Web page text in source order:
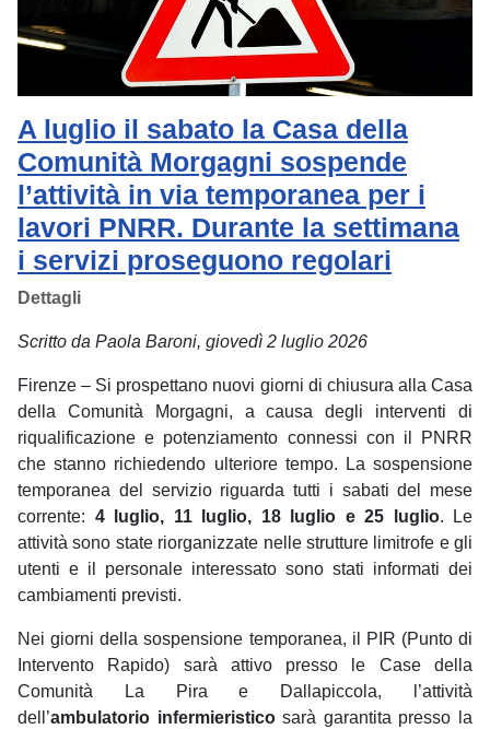
A luglio il sabato la Casa della
Comunità Morgagni sospende
l’attività in via temporanea per i
lavori PNRR. Durante la settimana
i servizi proseguono regolari
Dettagli
Scritto da Paola Baroni, giovedì 2 luglio 2026
Firenze – Si prospettano nuovi giorni di chiusura alla Casa
della Comunità Morgagni, a causa degli interventi di
riqualificazione e potenziamento connessi con il PNRR
che stanno richiedendo ulteriore tempo. La sospensione
temporanea del servizio riguarda tutti i sabati del mese
corrente: 4 luglio, 11 luglio, 18 luglio e 25 luglio. Le
attività sono state riorganizzate nelle strutture limitrofe e gli
utenti e il personale interessato sono stati informati dei
cambiamenti previsti.
Nei giorni della sospensione temporanea, il PIR (Punto di
Intervento Rapido) sarà attivo presso le Case della
Comunità La Pira e Dallapiccola, l’attività
dell’ambulatorio infermieristicosarà garantita presso la